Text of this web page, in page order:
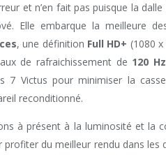
et n’en fait pas puisque la
Elle embarque la meilleure
, une définition Full HD+ (1080
de rafraichissement de 120 Hz
7 Victus pour minimiser la
reconditionné.
à présent à la luminosité et la
profiter du meilleur rendu dans